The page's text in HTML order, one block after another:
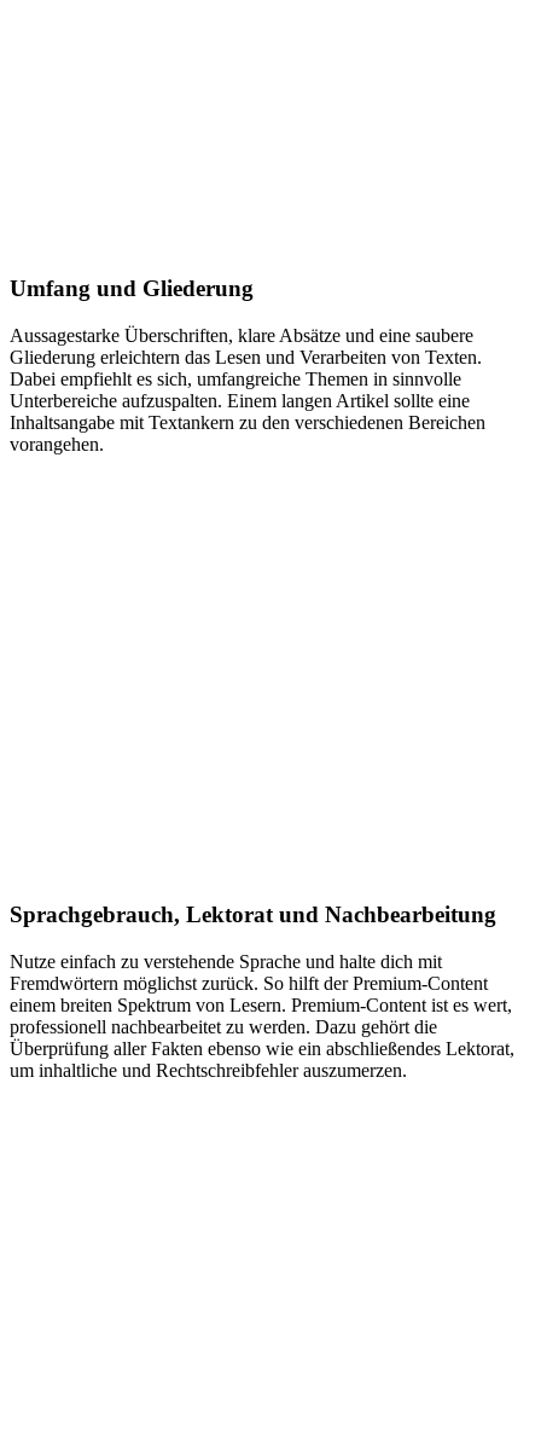
Umfang und Gliederung
Aussagestarke Überschriften, klare Absätze und eine saubere
Gliederung erleichtern das Lesen und Verarbeiten von Texten.
Dabei empfiehlt es sich, umfangreiche Themen in sinnvolle
Unterbereiche aufzuspalten. Einem langen Artikel sollte eine
Inhaltsangabe mit Textankern zu den verschiedenen Bereichen
vorangehen.
Sprachgebrauch, Lektorat und Nachbearbeitung
Nutze einfach zu verstehende Sprache und halte dich mit
Fremdwörtern möglichst zurück. So hilft der Premium-Content
einem breiten Spektrum von Lesern. Premium-Content ist es wert,
professionell nachbearbeitet zu werden. Dazu gehört die
Überprüfung aller Fakten ebenso wie ein abschließendes Lektorat,
um inhaltliche und Rechtschreibfehler auszumerzen.